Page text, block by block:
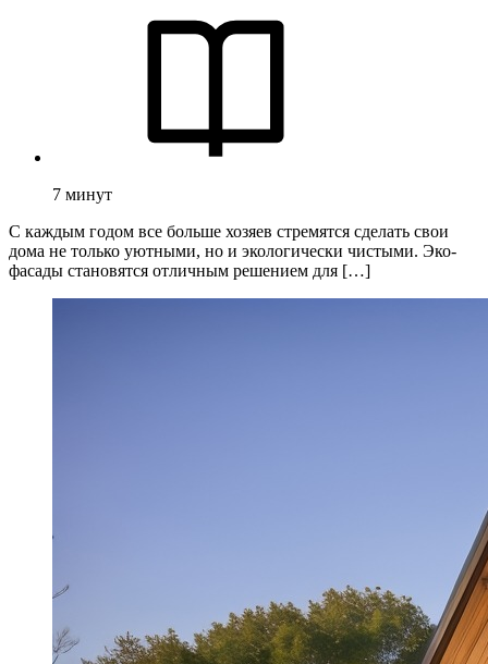
7 минут
С каждым годом все больше хозяев стремятся сделать свои
дома не только уютными, но и экологически чистыми. Эко-
фасады становятся отличным решением для […]